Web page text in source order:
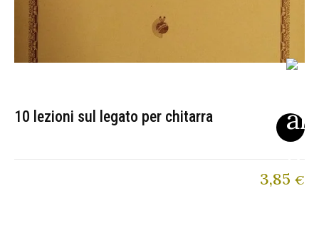
10 lezioni sul legato per chitarra
3,85 €